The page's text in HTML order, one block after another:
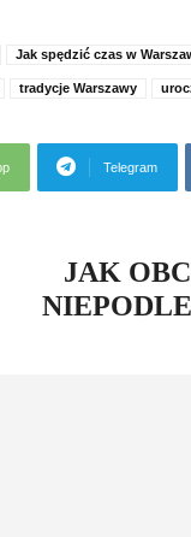
Jak spędzić czas w
tradycje Warszawy
Telegram
JAK